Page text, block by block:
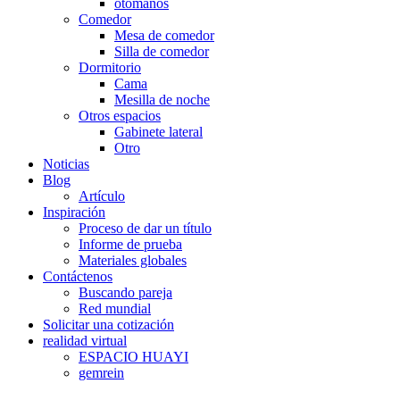
otomanos
Comedor
Mesa de comedor
Silla de comedor
Dormitorio
Cama
Mesilla de noche
Otros espacios
Gabinete lateral
Otro
Noticias
Blog
Artículo
Inspiración
Proceso de dar un título
Informe de prueba
Materiales globales
Contáctenos
Buscando pareja
Red mundial
Solicitar una cotización
realidad virtual
ESPACIO HUAYI
gemrein